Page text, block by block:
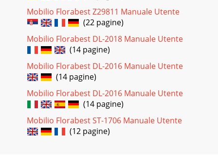
Mobilio Florabest Z29811 Manuale Utente
(22 pagine)
Mobilio Florabest DL-2018 Manuale Utente
(14 pagine)
Mobilio Florabest DL-2016 Manuale Utente
(14 pagine)
Mobilio Florabest DL-2016 Manuale Utente
(14 pagine)
Mobilio Florabest ST-1706 Manuale Utente
(12 pagine)